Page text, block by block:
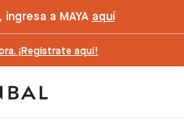
a MAYA aquí
¡Regístrate aquí!